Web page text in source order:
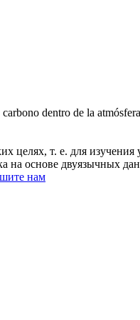
dentro de la
целях, т. е. для
на основе двуязычных
нам